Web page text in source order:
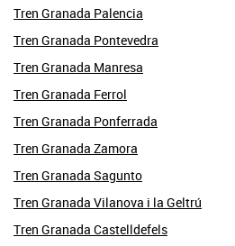
Tren Granada Palencia
Tren Granada Pontevedra
Tren Granada Manresa
Tren Granada Ferrol
Tren Granada Ponferrada
Tren Granada Zamora
Tren Granada Sagunto
Tren Granada Vilanova i la Geltrú
Tren Granada Castelldefels